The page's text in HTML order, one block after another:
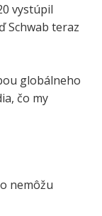
vystúpil
Schwab teraz
globálneho
čo my
nemôžu